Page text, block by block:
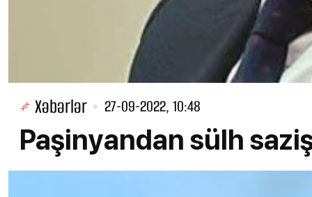
Xəbərlər 27-09-2022, 10:48
Paşinyandan sülh